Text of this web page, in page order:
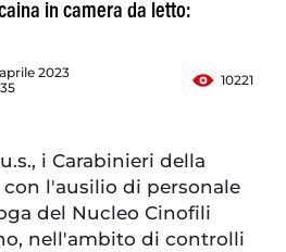
in camera da letto:
2023
10221
i Carabinieri della
l'ausilio di personale
del Nucleo Cinofili
nell'ambito di controlli